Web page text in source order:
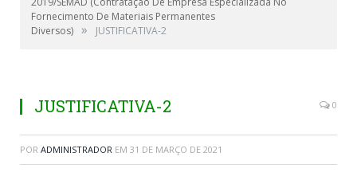
Fornecimento De Materiais Permanentes
Diversos) » JUSTIFICATIVA-2
JUSTIFICATIVA-2 0
POR ADMINISTRADOR EM 31 DE MARÇO DE 2021